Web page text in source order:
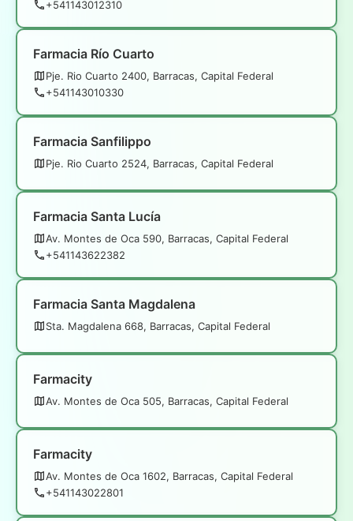
+541143012310
Farmacia Río Cuarto
Pje. Rio Cuarto 2400, Barracas, Capital Federal
+541143010330
Farmacia Sanfilippo
Pje. Rio Cuarto 2524, Barracas, Capital Federal
Farmacia Santa Lucía
Av. Montes de Oca 590, Barracas, Capital Federal
+541143622382
Farmacia Santa Magdalena
Sta. Magdalena 668, Barracas, Capital Federal
Farmacity
Av. Montes de Oca 505, Barracas, Capital Federal
Farmacity
Av. Montes de Oca 1602, Barracas, Capital Federal
+541143022801